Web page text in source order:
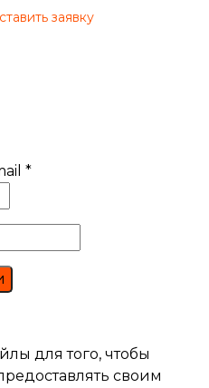
заявку
*
для того, чтобы
своим